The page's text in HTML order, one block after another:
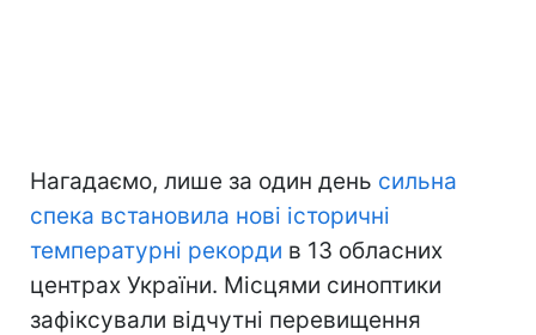
Нагадаємо, лише за один день сильна
спека встановила нові історичні
температурні рекорди в 13 обласних
центрах України. Місцями синоптики
зафіксували відчутні перевищення